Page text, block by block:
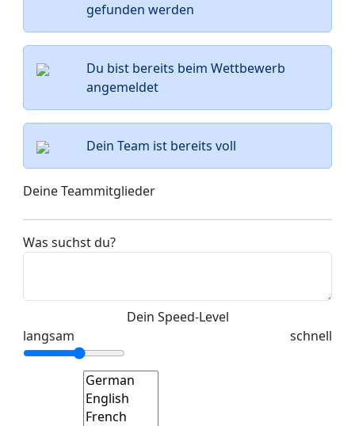
gefunden werden
Du bist bereits beim Wettbewerb
angemeldet
Dein Team ist bereits voll
Deine Teammitglieder
Was suchst du?
Dein Speed-Level
langsam
schnell